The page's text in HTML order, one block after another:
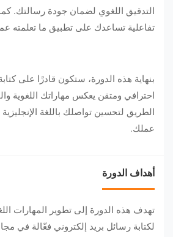
التدقيق اللغوي لضمان جودة رسالتك. كما
تفاعلية تساعدك على تطبيق ما تعلمته
بنهاية هذه الدورة، ستكون قادرًا على
احترافي ومتقن يعكس مهاراتك اللغوية
الطريق لتحسين تواصلك باللغة
عملك.
أهداف الدورة
تهدف هذه الدورة إلى تطوير المهارات
لكتابة رسائل بريد إلكتروني فعّالة في